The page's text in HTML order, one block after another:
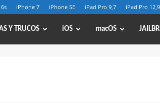
iPhone 7 iPhone SE iPad Pro 9,7 iPad Pro 12,9
Y TRUCOS iOS macOS